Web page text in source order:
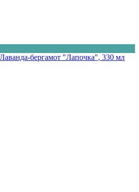
бергамот "Лапочка", 330 мл